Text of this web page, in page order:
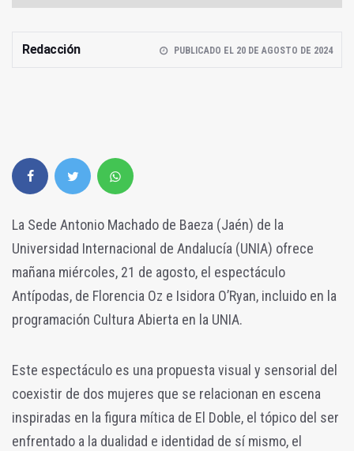
Redacción PUBLICADO EL 20 DE AGOSTO DE 2024
La Sede Antonio Machado de Baeza (Jaén) de la
Universidad Internacional de Andalucía (UNIA) ofrece
mañana miércoles, 21 de agosto, el espectáculo
Antípodas, de Florencia Oz e Isidora O’Ryan, incluido en la
programación Cultura Abierta en la UNIA.
Este espectáculo es una propuesta visual y sensorial del
coexistir de dos mujeres que se relacionan en escena
inspiradas en la figura mítica de El Doble, el tópico del ser
enfrentado a la dualidad e identidad de sí mismo, el